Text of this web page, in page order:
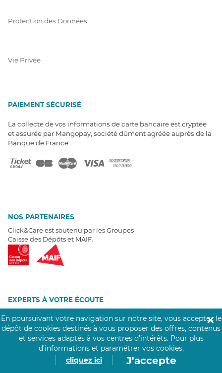
Protection des Données
Vie Privée
PAIEMENT SÉCURISÉ
La collecte de vos informations de carte bancaire est cryptée
et assurée par Mangopay, société dûment agréée auprès de la
Banque de France.
NOS PARTENAIRES
Click&Care est soutenu par les Groupes
Caisse des Dépôts et MAIF.
EXPERTS À VOTRE ÉCOUTE
téléphone 7/7.
Être rappelé aujourd'hui
MOIGNAGES CLIENTS
En poursuivant votre navigation sur notre site, vous acceptez le
dépôt de cookies destinés à vous proposer des offres, contenus
et services adaptés à vos centres d’intérêts. Pour plus
d’informations et paramétrer vos cookies,
cliquez ici
. J'accepte
✕